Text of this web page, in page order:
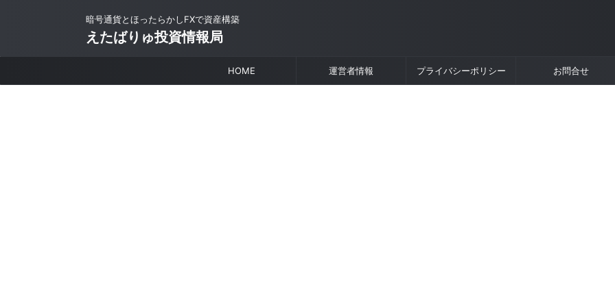
暗号通貨とほったらかしFXで資産構築
えたばりゅ投資情報局
HOME 運営者情報 プライバシーポリシー お問合せ